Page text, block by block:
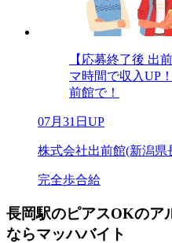
【応募終了後 出
マ時間で収入UP
前館で！
07月31日UP
株式会社出前館(新潟県
完全歩合給
長岡駅のピアスOKのア
ならマッハバイト